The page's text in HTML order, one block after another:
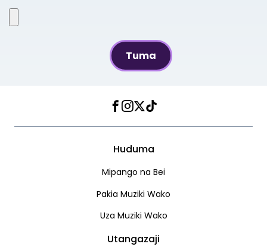
Facebook
Instagram
Twitter
TikTok
Huduma
Mipango na Bei
Pakia Muziki Wako
Uza Muziki Wako
Utangazaji